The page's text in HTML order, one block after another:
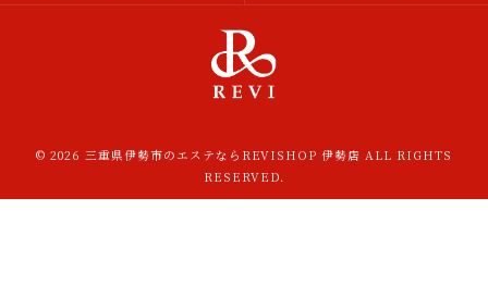
© 2026 三重県伊勢市のエステならREVISHOP 伊勢店 ALL RIGHTS
RESERVED.